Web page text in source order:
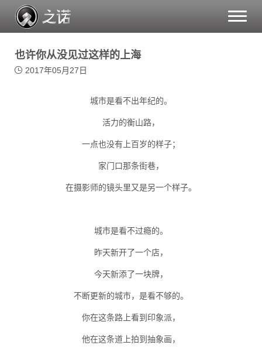
Toggle
也许你从没见过这样的上海
2017年05月27日
城市是看不出年纪的。
活力的衡山路，
一点也没有上百岁的样子；
家门口那条街巷，
在摄影师的镜头里又是另一个样子。
城市是看不过瘾的。
昨天新开了一个店，
今天新添了一块牌，
不断更新的城市，是看不够的。
你在这条路上看到印象派，
他在这条道上拍到抽象画，